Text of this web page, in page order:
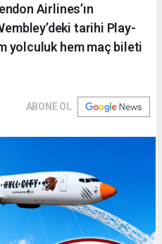
Airlines’ın
tarihi Play-
yolculuk hem maç bileti
ABONE OL